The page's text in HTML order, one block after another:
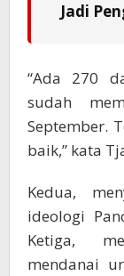
Jadi
“Ada 270
sudah
September.
baik,” kata
Kedua,
ideologi
Ketiga,
mendanai